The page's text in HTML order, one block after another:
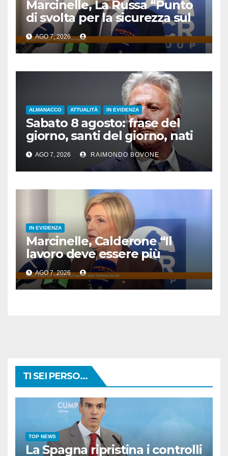
Marcinelle, La Russa “Punto
di svolta per la sicurezza sul
lavoro”
AGO 7, 2026
ALMANACCO ATTUALITÀ IN EVIDENZA
Sabato 8 agosto: frase del
giorno, santi del giorno, nati
famosi, accadde oggi
AGO 7, 2026 RAIMONDO BOVONE
IN EVIDENZA
Marcinelle, Calderone “Il
lavoro deve essere più
sicuro”
AGO 7, 2026
TI SEI PERSO...
TOP NEWS
La Spagna ripristina i controlli